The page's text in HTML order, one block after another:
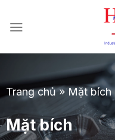
đến
dung
Trang chủ»Mặt bích
Mặt bích